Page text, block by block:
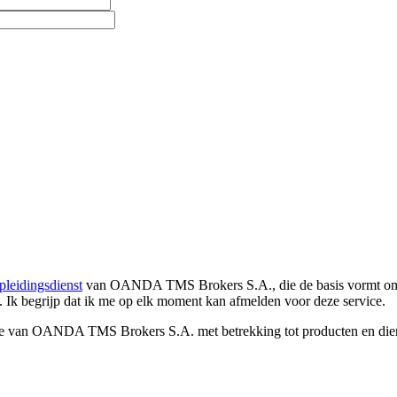
van OANDA TMS Brokers S.A., die de basis vormt
Ik begrijp dat ik me op elk moment kan afmelden voor deze service.
OANDA TMS Brokers S.A. met betrekking tot producten en